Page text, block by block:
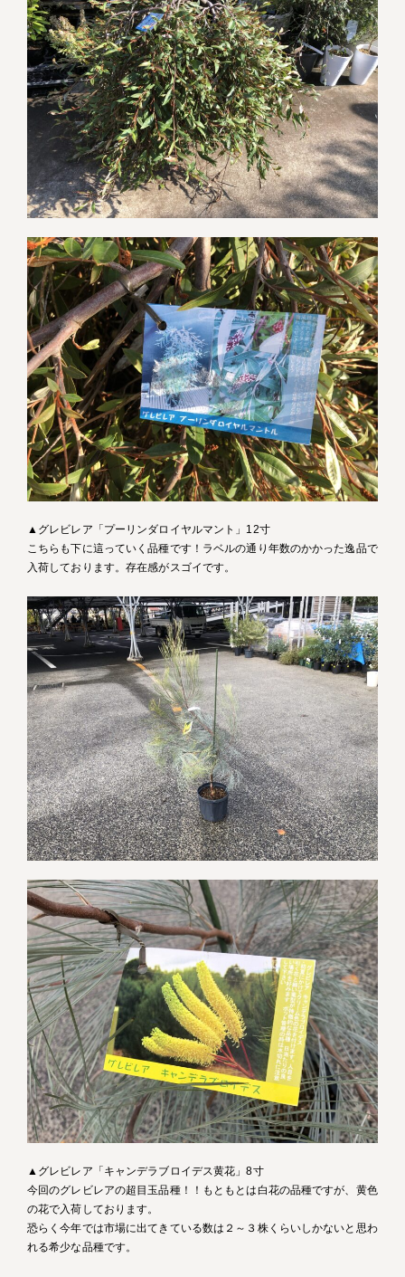
▲グレビレア「プーリンダロイヤルマント」12寸
こちらも下に這っていく品種です！ラベルの通り年数のかかった逸品で
入荷しております。存在感がスゴイです。
▲グレビレア「キャンデラブロイデス黄花」8寸
今回のグレビレアの超目玉品種！！もともとは白花の品種ですが、黄色
の花で入荷しております。
恐らく今年では市場に出てきている数は２～３株くらいしかないと思わ
れる希少な品種です。